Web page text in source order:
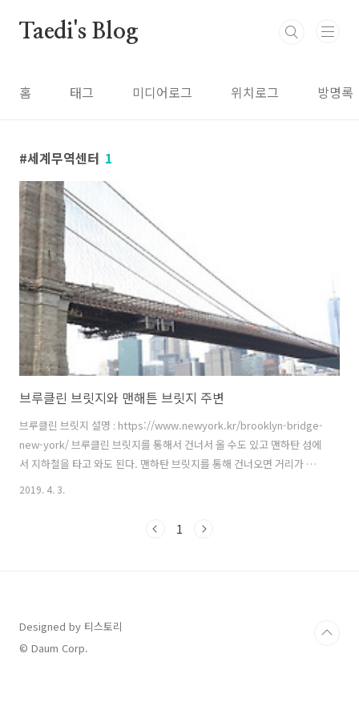
Taedi's Blog
홈 태그 미디어로그 위치로그 방명록
세계무역센터 1
브루클린 브릿지와 맨해튼 브릿지 주변
브루클린 브릿지 설명 : https://www.newyork.kr/brooklyn-bridge-
new-york/ 브루클린 브릿지를 통해서 건너서 올 수도 있고 맨하탄 섬에
서 지하철을 타고 와도 된다. 맨하탄 브릿지를 통해 건너오면 거리가 멀
어 불편할 수 있지만 오는 도중에 리틀이탈리아 와 차이나 타운을 볼 수
쪽으로 걸어서 덤보 지역에 쉽게 접근 할 수 있다. 2013년 여행할 당시에
2019. 4. 3.
1
Designed by 티스토리
© Daum Corp.